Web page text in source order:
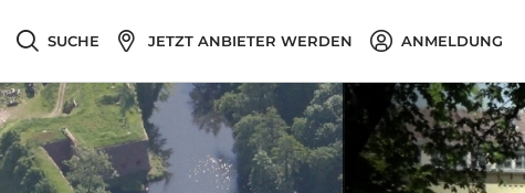
SUCHE JETZT ANBIETER WERDEN ANMELDUNG